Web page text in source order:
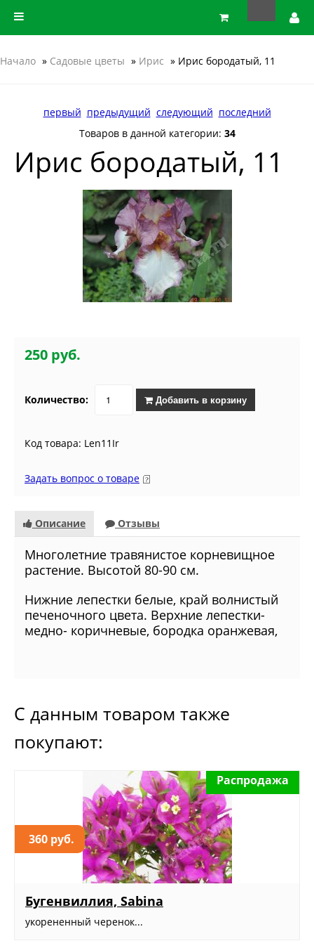
Начало » Садовые цветы » Ирис » Ирис бородатый, 11
первый предыдущий следующий последний
Товаров в данной категории: 34
Ирис бородатый, 11
250 руб.
Количество: Добавить в корзину
Код товара: Len11Ir
Задать вопрос о товаре
Описание Отзывы
Многолетние травянистое корневищное
растение. Высотой 80-90 см.
Нижние лепестки белые, край волнистый
печеночного цвета. Верхние лепестки-
медно- коричневые, бородка оранжевая,
С данным товаром также
покупают:
360 руб.
Распродажа
Бугенвиллия, Sabina
укорененный черенок...